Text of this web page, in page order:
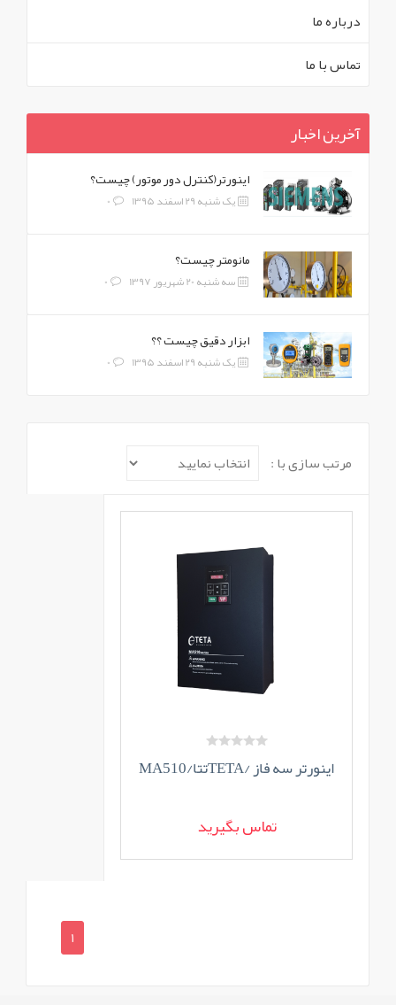
درباره ما
تماس با ما
آخرین اخبار
اینورتر(کنترل دور موتور) چیست؟
یک شنبه 29 اسفند 1395 0
مانومتر چیست؟
سه شنبه 20 شهریور 1397 0
ابزار دقیق چیست ؟؟
یک شنبه 29 اسفند 1395 0
مرتب سازی با :
اینورتر سه فاز /TETAتتا/MA510
تماس بگیرید
1